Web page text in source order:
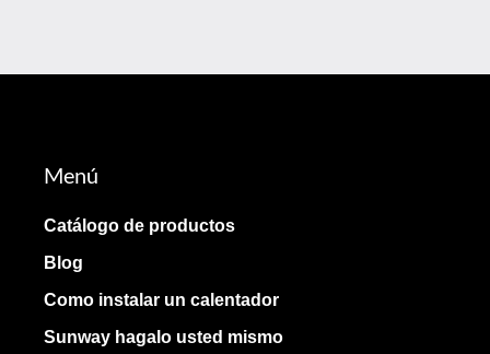
Menú
Catálogo de productos
Blog
Como instalar un calentador
Sunway hagalo usted mismo